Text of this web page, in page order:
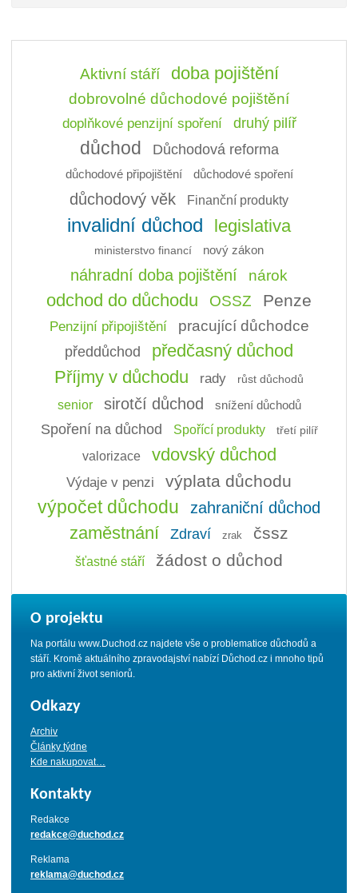
Aktivní stáří doba pojištění
dobrovolné důchodové pojištění
doplňkové penzijní spoření druhý pilíř
důchod Důchodová reforma
důchodové připojištění důchodové spoření
důchodový věk Finanční produkty
invalidní důchod legislativa
ministerstvo financí nový zákon
náhradní doba pojištění nárok
odchod do důchodu OSSZ Penze
Penzijní připojištění pracující důchodce
předdůchod předčasný důchod
Příjmy v důchodu rady růst důchodů
senior sirotčí důchod snížení důchodů
Spoření na důchod Spořící produkty třetí pilíř
valorizace vdovský důchod
Výdaje v penzi výplata důchodu
výpočet důchodu zahraniční důchod
zaměstnání Zdraví zrak čssz
šťastné stáří žádost o důchod
O projektu
Na portálu www.Duchod.cz najdete vše o problematice důchodů a
stáří. Kromě aktuálního zpravodajství nabízí Důchod.cz i mnoho tipů
pro aktivní život seniorů.
Odkazy
Archiv
Články týdne
Kde nakupovat…
Kontakty
Redakce
redakce@duchod.cz
Reklama
reklama@duchod.cz